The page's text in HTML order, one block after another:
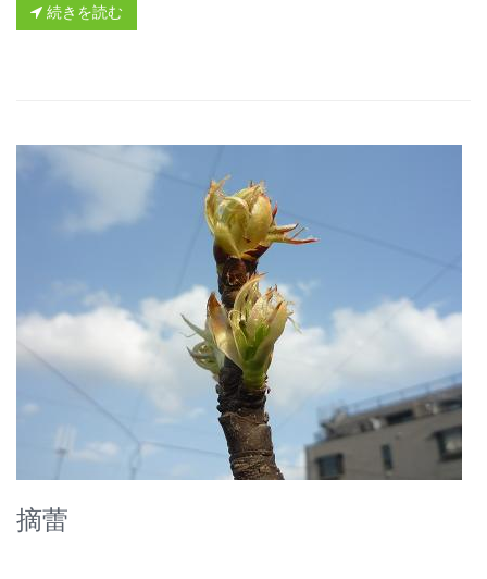
続きを読む
摘蕾